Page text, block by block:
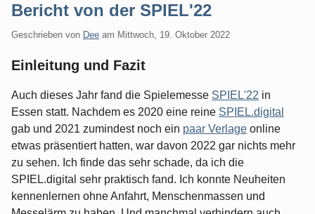
Bericht von der SPIEL'22
Geschrieben von Dee am Mittwoch, 19. Oktober 2022
Einleitung und Fazit
Auch dieses Jahr fand die Spielemesse SPIEL'22 in
Essen statt. Nachdem es 2020 eine reine SPIEL.digital
gab und 2021 zumindest noch ein paar Verlage online
etwas präsentiert hatten, war davon 2022 gar nichts mehr
zu sehen. Ich finde das sehr schade, da ich die
SPIEL.digital sehr praktisch fand. Ich konnte Neuheiten
kennenlernen ohne Anfahrt, Menschenmassen und